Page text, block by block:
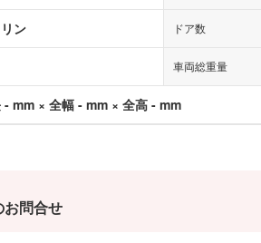
ン ドア数
車両総重量
- mm × 全幅 - mm × 全高 - mm
お問合せ